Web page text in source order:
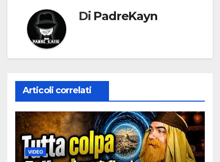
Di PadreKayn
Articoli correlati
VIDEO